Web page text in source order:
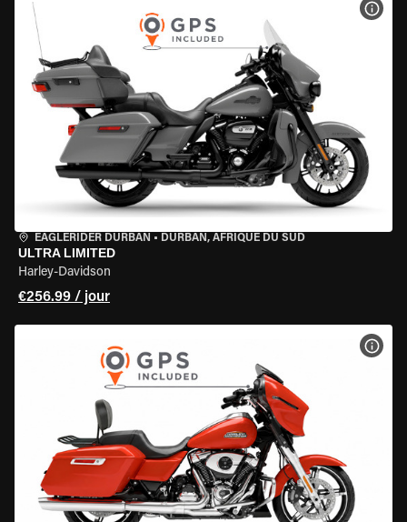
EAGLERIDER DURBAN • DURBAN, AFRIQUE DU SUD
ULTRA LIMITED
Harley-Davidson
€256.99 / jour